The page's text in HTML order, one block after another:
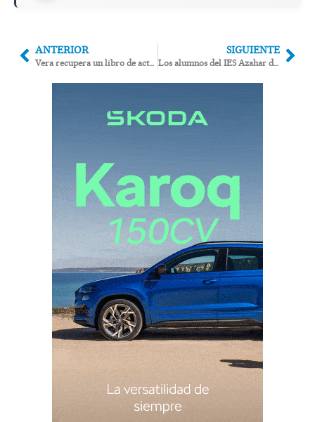
ANTERIOR
Vera recupera un libro de actas del siglo XVI restaurado por el Instituto del Patrimonio Histórico
SIGUIENTE
Los alumnos del IES Azahar de Antas siembran su cosecha anual